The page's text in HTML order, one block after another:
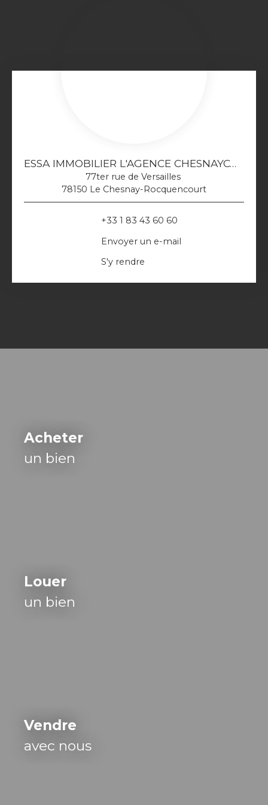
ESSA IMMOBILIER L'AGENCE CHESNAYCOURTOISE
77ter rue de Versailles
78150 Le Chesnay-Rocquencourt
+33 1 83 43 60 60
Envoyer un e-mail
S'y rendre
Acheter
un bien
Louer
un bien
Vendre
avec nous